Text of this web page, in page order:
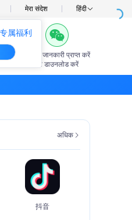
属福利
मेरा संदेश हिंदी
अग्रिम जानकारी प्राप्त करें
ऐप डाउनलोड करें
अधिक
抖音